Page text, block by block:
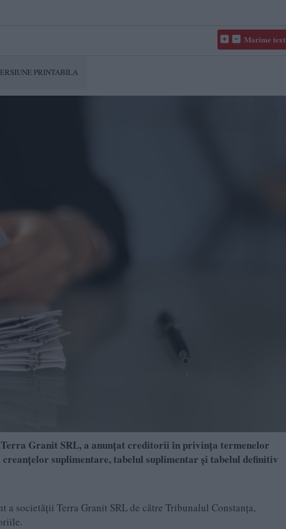
Marime text
PRINTABILA
Granit SRL, a anunțat creditorii în privința termenelor
suplimentare, tabelul suplimentar și tabelul definitiv
societății Terra Granit SRL de către Tribunalul Constanța,